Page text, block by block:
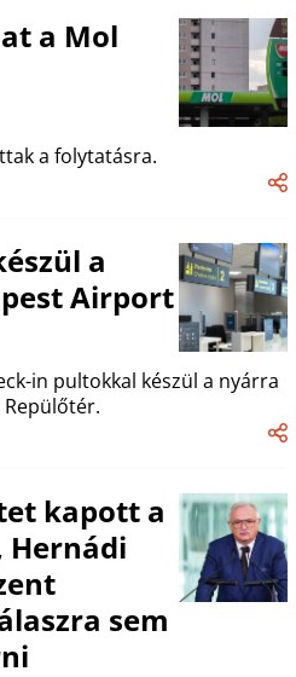
a Mol
a folytatásra.
a
Airport
in pultokkal készül a nyárra
Repülőtér.
kapott a
Hernádi
sem